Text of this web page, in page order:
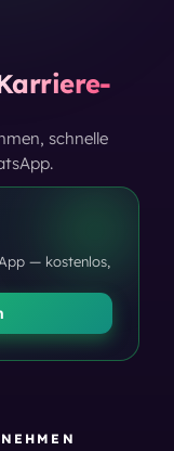
schnelle
— kostenlos,